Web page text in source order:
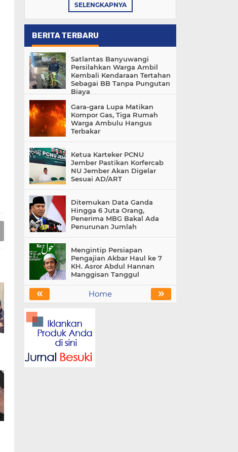
SELENGKAPNYA
BERITA TERBARU
Satlantas Banyuwangi
Persilahkan Warga Ambil
Kembali Kendaraan Tertahan
Sebagai BB Tanpa Pungutan
Biaya
Gara-gara Lupa Matikan
Kompor Gas, Tiga Rumah
Warga Ambulu Hangus
Terbakar
Ketua Karteker PCNU
Jember Pastikan Korfercab
NU Jember Akan Digelar
Sesuai AD/ART
Ditemukan Data Ganda
Hingga 6 Juta Orang,
Penerima MBG Bakal Ada
Penurunan Jumlah
Mengintip Persiapan
Pengajian Akbar Haul ke 7
KH. Asror Abdul Hannan
Manggisan Tanggul
« »
Home